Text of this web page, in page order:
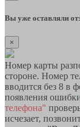
Вы уже оставляли
×
Номер карты
стороне. Номер
вводится без 8 в
появления
телефона"
исчезает,